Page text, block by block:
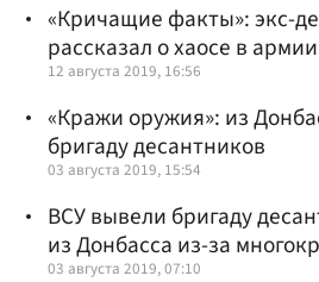
«Кричащие факты»: экс-
рассказал о хаосе в армии
12 августа 2019, 16:56
«Кражи оружия»: из
бригаду десантников
03 августа 2019, 15:54
ВСУ вывели бригаду
из Донбасса из-за
03 августа 2019, 07:10